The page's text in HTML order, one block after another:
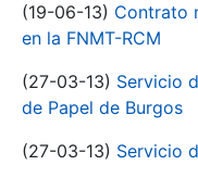
(19-06-13) Contrato
en la FNMT-RCM
(27-03-13) Servicio
de Papel de Burgos
(27-03-13) Servicio